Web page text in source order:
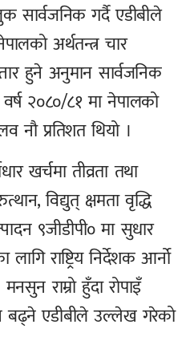
गर्दै एडीबीले
अर्थतन्त्र चार
हुने अनुमान सार्वजनिक
२०८०/८१ मा नेपालको
नौ प्रतिशत थियो ।
खर्चमा तीव्रता तथा
विद्युत् क्षमता वृद्धि
९जीडीपी० मा सुधार
राष्ट्रिय निर्देशक आर्नो
राम्रो हुँदा रोपाइँ
बढ्ने एडीबीले उल्लेख गरेको